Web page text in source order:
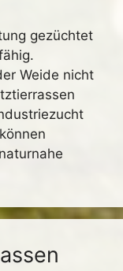
gezüchtet
Weide nicht